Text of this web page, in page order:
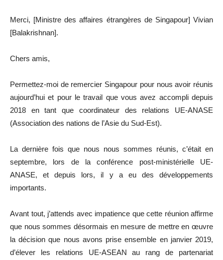
Merci, [Ministre des affaires étrangères de Singapour] Vivian
[Balakrishnan].
Chers amis,
Permettez-moi de remercier Singapour pour nous avoir réunis
aujourd’hui et pour le travail que vous avez accompli depuis
2018 en tant que coordinateur des relations UE-ANASE
(Association des nations de l’Asie du Sud-Est).
La dernière fois que nous nous sommes réunis, c’était en
septembre, lors de la conférence post-ministérielle UE-
ANASE, et depuis lors, il y a eu des développements
importants.
Avant tout, j’attends avec impatience que cette réunion affirme
que nous sommes désormais en mesure de mettre en œuvre
la décision que nous avons prise ensemble en janvier 2019,
d’élever les relations UE-ASEAN au rang de partenariat